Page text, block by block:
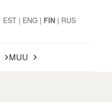
EST | ENG | FIN | RUS
MUU